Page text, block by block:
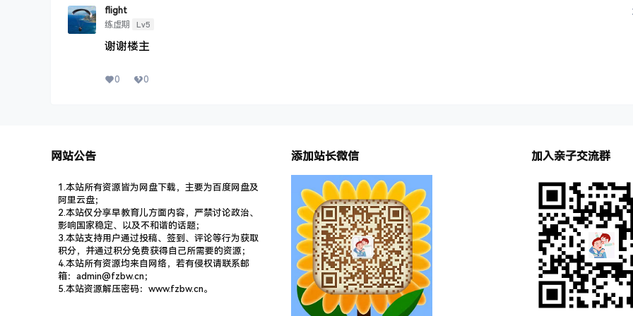
flight
练虚期
Lv5
谢谢楼主
0 0
网站公告
1.本站所有资源皆为网盘下载，主要为百度网盘及
阿里云盘；
2.本站仅分享早教育儿方面内容，严禁讨论政治、
影响国家稳定、以及不和谐的话题；
3.本站支持用户通过投稿、签到、评论等行为获取
积分，并通过积分免费获得自己所需要的资源；
4.本站所有资源均来自网络，若有侵权请联系邮
箱：admin@fzbw.cn；
5.本站资源解压密码：www.fzbw.cn。
添加站长微信 加入亲子交流群